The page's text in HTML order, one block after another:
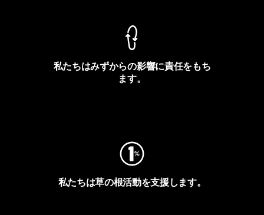
私たちはみずからの影響に責任をもち
ます。
私たちは草の根活動を支援します。